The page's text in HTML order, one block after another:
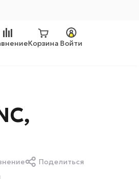
Корзина Войти
Поделиться